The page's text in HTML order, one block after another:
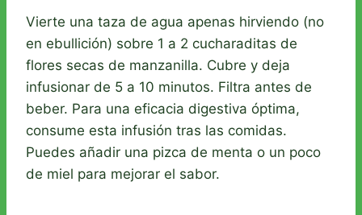
Vierte una taza de agua apenas hirviendo (no
en ebullición) sobre 1 a 2 cucharaditas de
flores secas de manzanilla. Cubre y deja
infusionar de 5 a 10 minutos. Filtra antes de
beber. Para una eficacia digestiva óptima,
consume esta infusión tras las comidas.
Puedes añadir una pizca de menta o un poco
de miel para mejorar el sabor.